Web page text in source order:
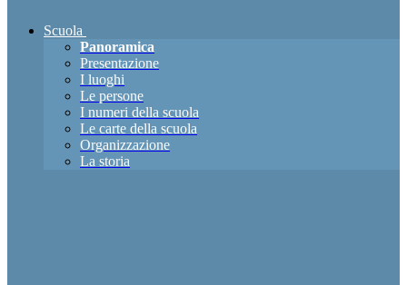
Scuola
Panoramica
Presentazione
I luoghi
Le persone
I numeri della scuola
Le carte della scuola
Organizzazione
La storia